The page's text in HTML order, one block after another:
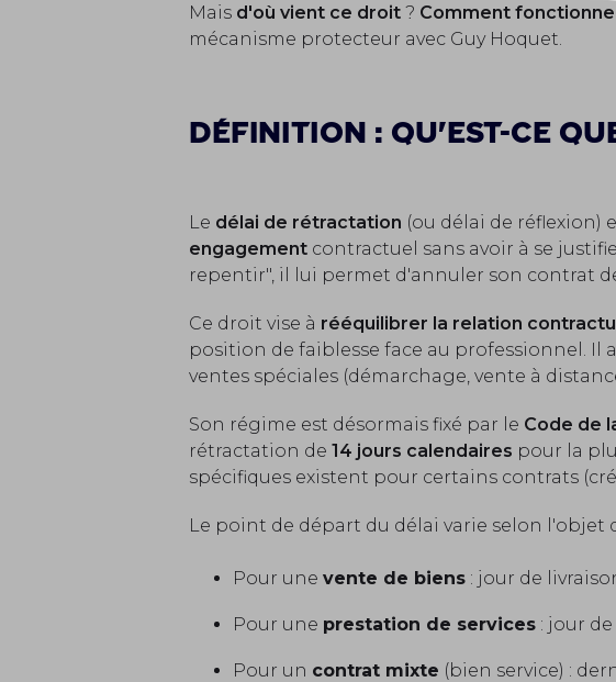
Mais d'où vient ce droit ? Comment
mécanisme protecteur avec Guy Hoquet.
Définition : qu'est-ce
Le délai de rétractation (ou délai de réflexion)
engagement contractuel sans avoir à se
repentir", il lui permet d'annuler son contrat
Ce droit vise à rééquilibrer la relation
position de faiblesse face au professionnel. Il
ventes spéciales (démarchage, vente à
Son régime est désormais fixé par le Code de
rétractation de 14 jours calendaires pour la
spécifiques existent pour certains contrats
Le point de départ du délai varie selon l'objet
Pour une vente de biens : jour de
Pour une prestation de services : jour
Pour un contrat mixte (bien service) :